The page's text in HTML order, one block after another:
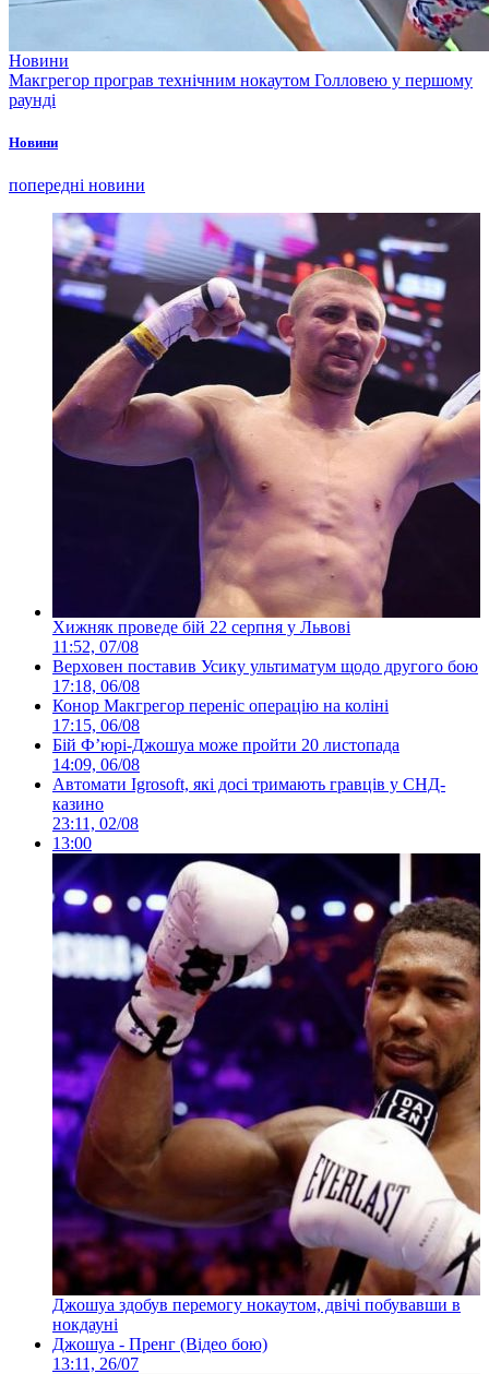
Новини
Макгрегор програв технічним нокаутом Голловею у першому
раунді
Новини
попередні новини
Хижняк проведе бій 22 серпня у Львові
11:52, 07/08
Верховен поставив Усику ультиматум щодо другого бою
17:18, 06/08
Конор Макгрегор переніс операцію на коліні
17:15, 06/08
Бій Ф’юрі-Джошуа може пройти 20 листопада
14:09, 06/08
Автомати Igrosoft, які досі тримають гравців у СНД-
казино
23:11, 02/08
13:00
Джошуа здобув перемогу нокаутом, двічі побувавши в
нокдауні
Джошуа - Пренг (Відео бою)
13:11, 26/07